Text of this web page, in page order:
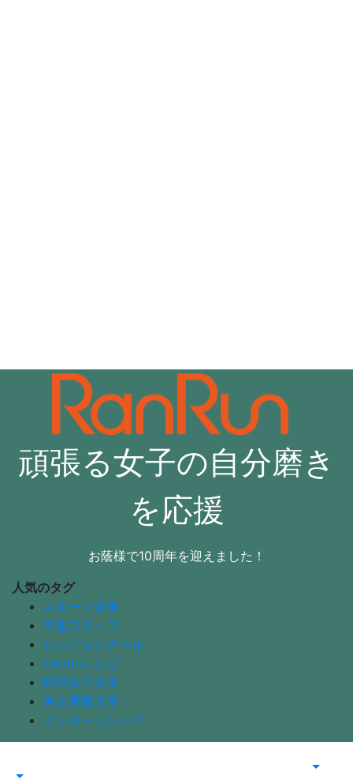
頑張る女子の自分磨き
を応援
お蔭様で10周年を迎えました！
人気のタグ
スポーツ栄養
学生スタッフ
レシピコンクール
ranrunレシピ
昭和女子大学
東京家政大学
インターンシップ